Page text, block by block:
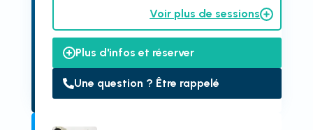
Voir plus de sessions
Plus d'infos et réserver
Une question ? Être rappelé